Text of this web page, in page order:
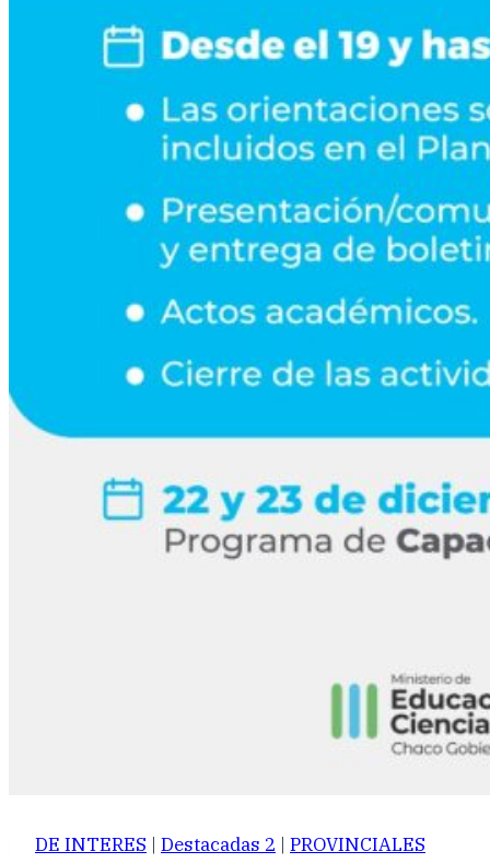
DE INTERES | Destacadas 2 | PROVINCIALES